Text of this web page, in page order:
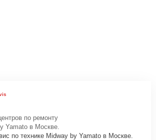
по ремонту
Yamato в Москве.
по технике Midway by Yamato в Москве.